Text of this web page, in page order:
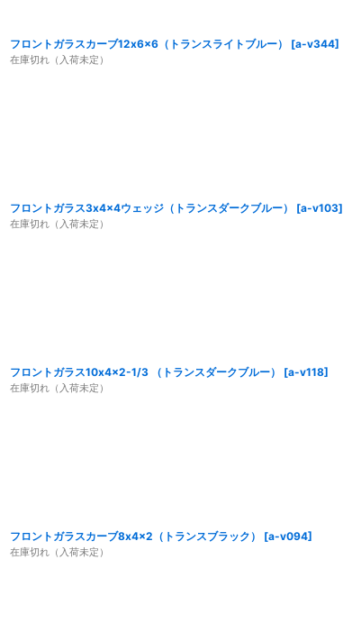
フロントガラスカーブ12x6x6（トランスライトブルー） [a-v344]
在庫切れ（入荷未定）
フロントガラス3x4x4ウェッジ（トランスダークブルー） [a-v103]
在庫切れ（入荷未定）
フロントガラス10x4x2-1/3 （トランスダークブルー） [a-v118]
在庫切れ（入荷未定）
フロントガラスカーブ8x4x2（トランスブラック） [a-v094]
在庫切れ（入荷未定）